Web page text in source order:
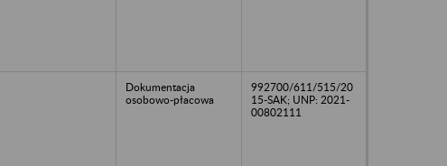
Dokumentacja
osobowo-płacowa
992700/611/515/20
15-SAK; UNP: 2021-
00802111